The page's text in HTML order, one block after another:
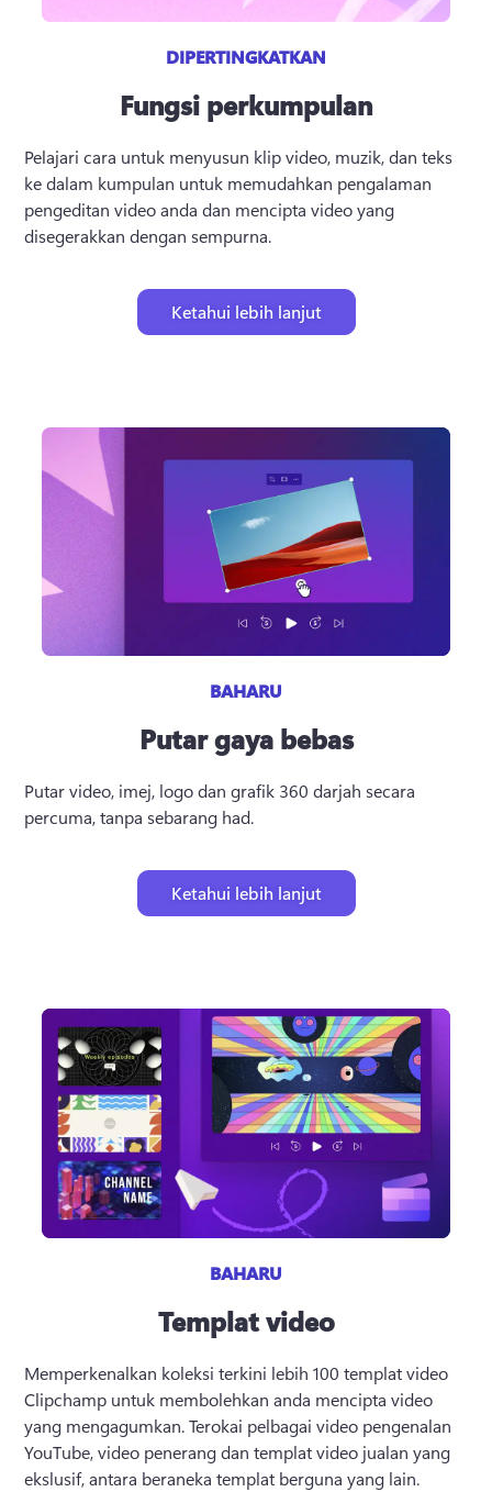
DIPERTINGKATKAN
Fungsi perkumpulan
Pelajari cara untuk menyusun klip video, muzik, dan teks
ke dalam kumpulan untuk memudahkan pengalaman
pengeditan video anda dan mencipta video yang
disegerakkan dengan sempurna.
Ketahui lebih lanjut
BAHARU
Putar gaya bebas
Putar video, imej, logo dan grafik 360 darjah secara
percuma, tanpa sebarang had.
Ketahui lebih lanjut
BAHARU
Templat video
Memperkenalkan koleksi terkini lebih 100 templat video
Clipchamp untuk membolehkan anda mencipta video
yang mengagumkan. Terokai pelbagai video pengenalan
YouTube, video penerang dan templat video jualan yang
ekslusif, antara beraneka templat berguna yang lain.